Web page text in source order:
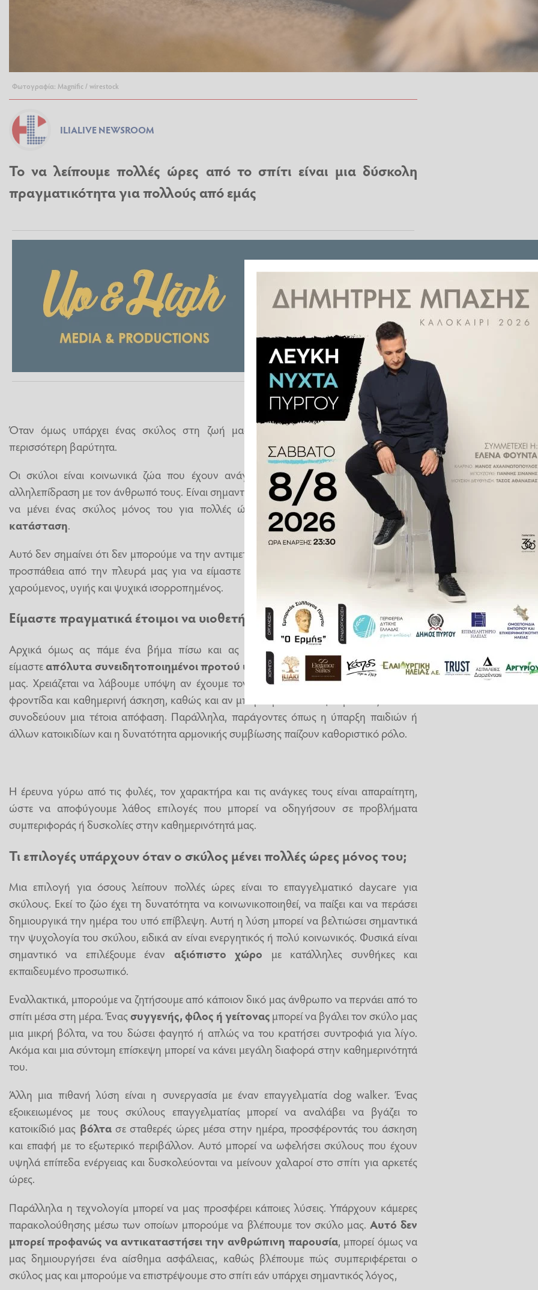
Φωτογραφία: Magnific / wirestock
ILIALIVE NEWSROOM
Το να λείπουμε πολλές ώρες από το σπίτι είναι μια δύσκολη
πραγματικότητα για πολλούς από εμάς
Όταν όμως υπάρχει ένας σκύλος στη ζωή μας, αυτή η συνθήκη αποκτά ακόμα
περισσότερη βαρύτητα.
Οι σκύλοι είναι κοινωνικά ζώα που έχουν ανάγκη από επαφή, δραστηριότητα και
αλληλεπίδραση με τον άνθρωπό τους. Είναι σημαντικό να τονίσουμε από την αρχή, ότι το
να μένει ένας σκύλος μόνος του για πολλές ώρες καθημερινά δεν είναι ιδανική
κατάσταση.
Αυτό δεν σημαίνει ότι δεν μπορούμε να την αντιμετωπίσουμε, αλλά χρειάζεται συνειδητή
προσπάθεια από την πλευρά μας για να είμαστε σίγουροι ότι ο φίλος μας παραμένει
χαρούμενος, υγιής και ψυχικά ισορροπημένος.
Είμαστε πραγματικά έτοιμοι να υιοθετήσουμε έναν σκύλο;
Αρχικά όμως ας πάμε ένα βήμα πίσω και ας αναφερθούμε στη σημασία του να
είμαστεαπόλυτα συνειδητοποιημένοι προτού υποδεχθούμε έναν σκύλοστο σπίτι
μας. Χρειάζεται να λάβουμε υπόψη αν έχουμε τον απαραίτητο χρόνο για εκπαίδευση,
φροντίδα και καθημερινή άσκηση, καθώς και αν μπορούμε να καλύψουμε τα έξοδα που
συνοδεύουν μια τέτοια απόφαση. Παράλληλα, παράγοντες όπως η ύπαρξη παιδιών ή
άλλων κατοικιδίων και η δυνατότητα αρμονικής συμβίωσης παίζουν καθοριστικό ρόλο.
Η έρευνα γύρω από τις φυλές, τον χαρακτήρα και τις ανάγκες τους είναι απαραίτητη,
ώστε να αποφύγουμε λάθος επιλογές που μπορεί να οδηγήσουν σε προβλήματα
συμπεριφοράς ή δυσκολίες στην καθημερινότητά μας.
Τι επιλογές υπάρχουν όταν ο σκύλος μένει πολλές ώρες μόνος του;
Μια επιλογή για όσους λείπουν πολλές ώρες είναι το επαγγελματικό daycare για
σκύλους. Εκεί το ζώο έχει τη δυνατότητα να κοινωνικοποιηθεί, να παίξει και να περάσει
δημιουργικά την ημέρα του υπό επίβλεψη. Αυτή η λύση μπορεί να βελτιώσει σημαντικά
την ψυχολογία του σκύλου, ειδικά αν είναι ενεργητικός ή πολύ κοινωνικός. Φυσικά είναι
σημαντικό να επιλέξουμε έναν αξιόπιστο χώρο με κατάλληλες συνθήκες και
εκπαιδευμένο προσωπικό.
Εναλλακτικά, μπορούμε να ζητήσουμε από κάποιον δικό μας άνθρωπο να περνάει από το
σπίτι μέσα στη μέρα. Έναςσυγγενής, φίλος ή γείτοναςμπορεί να βγάλει τον σκύλο μας
μια μικρή βόλτα, να του δώσει φαγητό ή απλώς να του κρατήσει συντροφιά για λίγο.
Ακόμα και μια σύντομη επίσκεψη μπορεί να κάνει μεγάλη διαφορά στην καθημερινότητά
του.
Άλλη μια πιθανή λύση είναι η συνεργασία με έναν επαγγελματία dog walker. Ένας
εξοικειωμένος με τους σκύλους επαγγελματίας μπορεί να αναλάβει να βγάζει το
κατοικίδιό μας βόλτασε σταθερές ώρες μέσα στην ημέρα, προσφέροντάς του άσκηση
και επαφή με το εξωτερικό περιβάλλον. Αυτό μπορεί να ωφελήσει σκύλους που έχουν
υψηλά επίπεδα ενέργειας και δυσκολεύονται να μείνουν χαλαροί στο σπίτι για αρκετές
ώρες.
Παράλληλα η τεχνολογία μπορεί να μας προσφέρει κάποιες λύσεις. Υπάρχουν κάμερες
παρακολούθησης μέσω των οποίων μπορούμε να βλέπουμε τον σκύλο μας. Αυτό δεν
μπορεί προφανώς να αντικαταστήσει την ανθρώπινη παρουσία, μπορεί όμως να
μας δημιουργήσει ένα αίσθημα ασφάλειας, καθώς βλέπουμε πώς συμπεριφέρεται ο
σκύλος μας και μπορούμε να επιστρέψουμε στο σπίτι εάν υπάρχει σημαντικός λόγος,